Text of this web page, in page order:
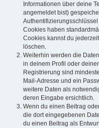
Informationen über deine
angemeldet bist)
Cookies haben
Cookies kannst du
löschen.
Weiterhin werden die
in deinem Profil oder
Registrierung sind
Mail-Adresse und ein
weitere Daten als
deren Eingabe ersichtlich.
Wenn du einen Beitrag
die dort eingegebenen
du einen Beitrag als